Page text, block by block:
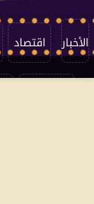
الأخبار اقتصاد